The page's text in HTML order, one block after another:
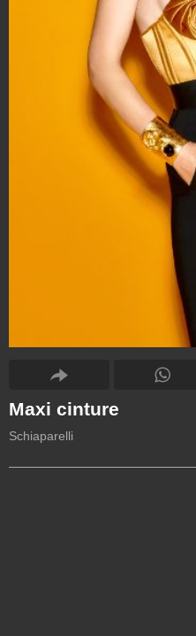
Maxi cinture
Schiaparelli